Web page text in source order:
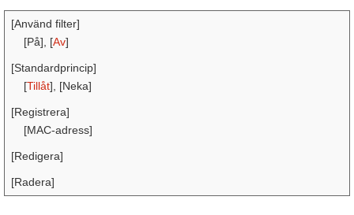
[Använd filter]
[På], [Av]
[Standardprincip]
[Tillåt], [Neka]
[Registrera]
[MAC-adress]
[Redigera]
[Radera]